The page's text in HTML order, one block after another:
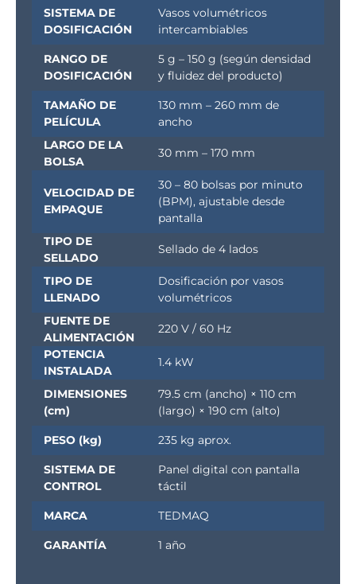
SISTEMA DE
DOSIFICACIÓN
Vasos volumétricos
intercambiables
RANGO DE
DOSIFICACIÓN
5 g – 150 g (según densidad
y fluidez del producto)
TAMAÑO DE
PELÍCULA
130 mm – 260 mm de
ancho
LARGO DE LA
BOLSA
30 mm – 170 mm
VELOCIDAD DE
EMPAQUE
30 – 80 bolsas por minuto
(BPM), ajustable desde
pantalla
TIPO DE
SELLADO
Sellado de 4 lados
TIPO DE
LLENADO
Dosificación por vasos
volumétricos
FUENTE DE
ALIMENTACIÓN
220 V / 60 Hz
POTENCIA
INSTALADA
1.4 kW
DIMENSIONES
(cm)
79.5 cm (ancho) × 110 cm
(largo) × 190 cm (alto)
PESO (kg) 235 kg aprox.
SISTEMA DE
CONTROL
Panel digital con pantalla
táctil
MARCA TEDMAQ
GARANTÍA 1 año